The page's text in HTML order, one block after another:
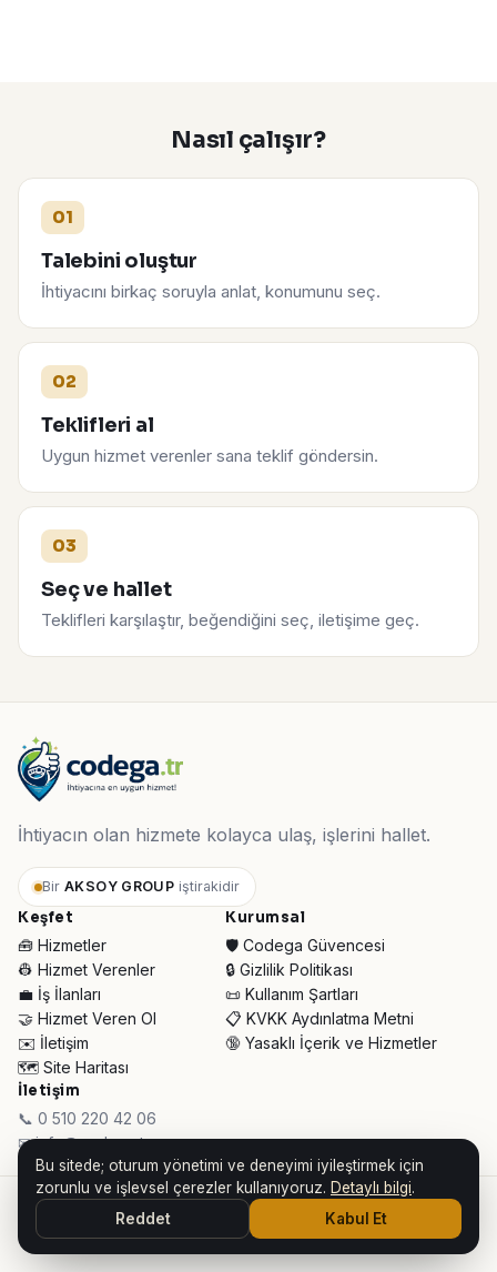
Nasıl çalışır?
01
Talebini oluştur
İhtiyacını birkaç soruyla anlat, konumunu seç.
02
Teklifleri al
Uygun hizmet verenler sana teklif göndersin.
03
Seç ve hallet
Teklifleri karşılaştır, beğendiğini seç, iletişime geç.
İhtiyacın olan hizmete kolayca ulaş, işlerini hallet.
Bir AKSOY GROUP iştirakidir
Keşfet
🧰 Hizmetler
👷 Hizmet Verenler
💼 İş İlanları
🤝 Hizmet Veren Ol
✉️ İletişim
🗺️ Site Haritası
Kurumsal
🛡️ Codega Güvencesi
🔒 Gizlilik Politikası
📜 Kullanım Şartları
📋 KVKK Aydınlatma Metni
🔞 Yasaklı İçerik ve Hizmetler
İletişim
📞 0 510 220 42 06
✉ info@codega.tr
© 2026 Codega Hizmet Pazaryeri ·
AKSOY GROUP iştirakidir
👥 Toplam Ziyaretçi:
· Bugün:56
Bu sitede; oturum yönetimi ve deneyimi iyileştirmek için
zorunlu ve işlevsel çerezler kullanıyoruz. Detaylı bilgi.
Reddet
Kabul Et